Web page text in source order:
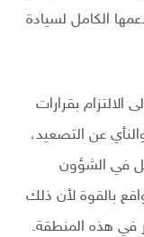
الكامل لسيادة
بقرارات
عن التصعيد،
في الشؤون
بالقوة لأن ذلك
في هذه المنطقة.